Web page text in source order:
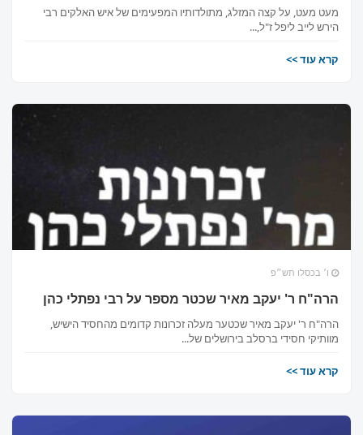
מעט מעט, על קצה המזלג, מתולדותיו המפעימים של איש האלקים רבי
הירש לייב ליפל ז"ל,...
קרא עוד >>
ו׳ בכסלו תש״פ
הרה"ח ר' יעקב מאיר שכטר מספר על רבי נפתלי כהן
הרה"ח ר' יעקב מאיר שכטער מעלה זכרונות קדומים מהחסיד הישיש,
מוותיקי חסידי ברסלב בירושלים של...
קרא עוד >>